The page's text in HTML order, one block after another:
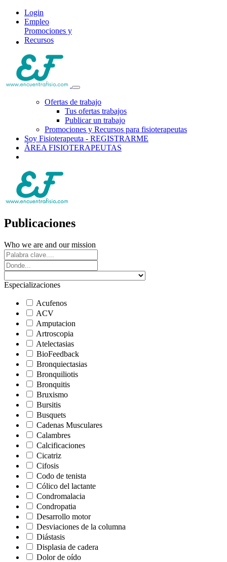
Login
Empleo
Promociones y
Recursos
Ofertas de trabajo
Tus ofertas trabajos
Publicar un trabajo
Promociones y Recursos para fisioterapeutas
Soy Fisioterapeuta - REGISTRARME
ÁREA FISIOTERAPEUTAS
Publicaciones
Who we are and our mission
Especializaciones
Acufenos
ACV
Amputacion
Artroscopia
Atelectasias
BioFeedback
Bronquiectasias
Bronquiliotis
Bronquitis
Bruxismo
Bursitis
Busquets
Cadenas Musculares
Calambres
Calcificaciones
Cicatriz
Cifosis
Codo de tenista
Cólico del lactante
Condromalacia
Condropatia
Desarrollo motor
Desviaciones de la columna
Diástasis
Displasia de cadera
Dolor de oído